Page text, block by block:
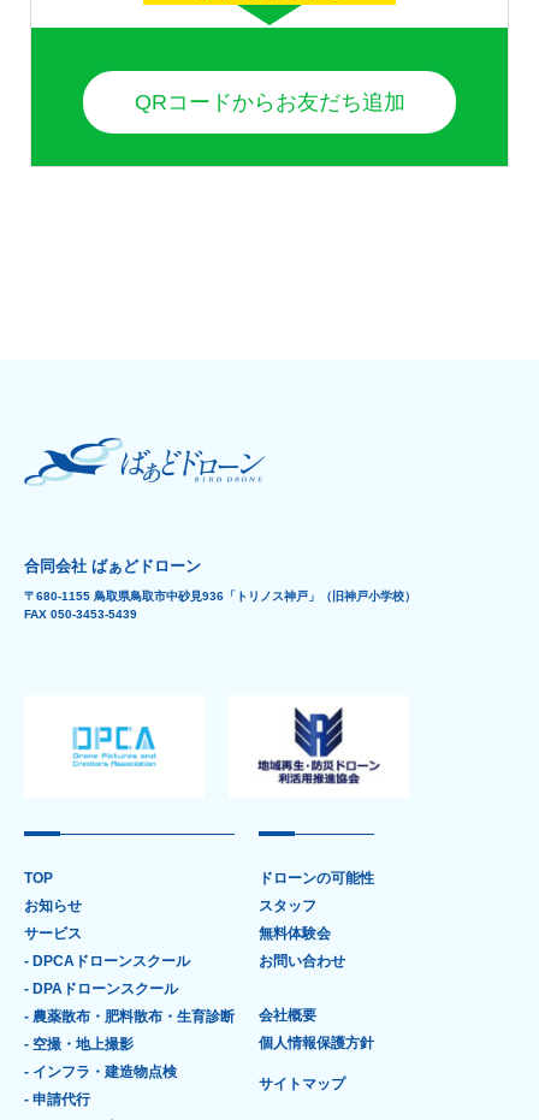
QRコードからお友だち追加
合同会社 ばぁどドローン
〒680-1155 鳥取県鳥取市中砂見936「トリノス神戸」（旧神戸小学校）
FAX 050-3453-5439
TOP
お知らせ
サービス
- DPCAドローンスクール
- DPAドローンスクール
- 農薬散布・肥料散布・生育診断
- 空撮・地上撮影
- インフラ・建造物点検
- 申請代行
ドローンの可能性
スタッフ
無料体験会
お問い合わせ
会社概要
個人情報保護方針
サイトマップ